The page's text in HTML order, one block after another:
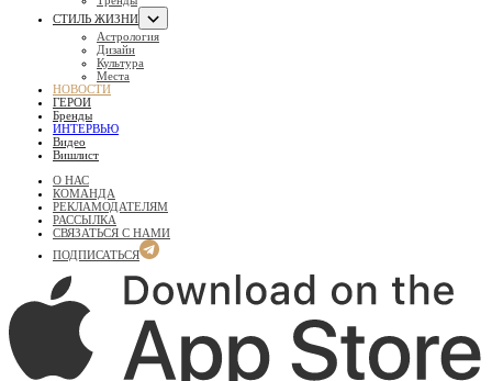
СТИЛЬ ЖИЗНИ
Астрология
Дизайн
Культура
Места
НОВОСТИ
ГЕРОИ
Бренды
ИНТЕРВЬЮ
Видео
Вишлист
О НАС
КОМАНДА
РЕКЛАМОДАТЕЛЯМ
РАССЫЛКА
СВЯЗАТЬСЯ С НАМИ
ПОДПИСАТЬСЯ